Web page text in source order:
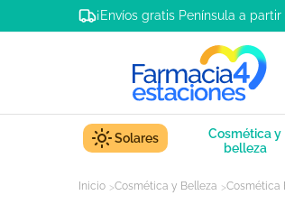
¡Envíos gratis Península a
Solares
Cosmética y
belleza
Inicio Cosmética y Belleza Cosmética